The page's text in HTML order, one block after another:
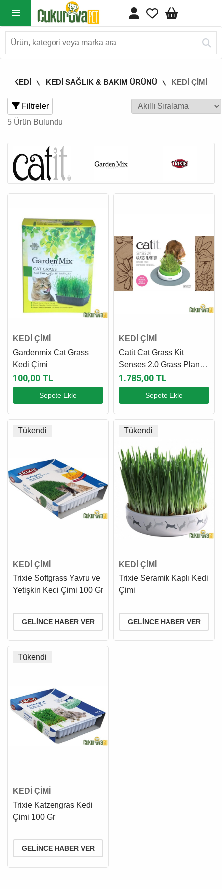
KEDİ KEDİ SAĞLIK & BAKIM ÜRÜNÜ KEDİ ÇİMİ
Filtreler
5 Ürün Bulundu
KEDİ ÇİMİ
Gardenmix Cat Grass
Kedi Çimi
100,00 TL
Sepete Ekle
KEDİ ÇİMİ
Catit Cat Grass Kit
Senses 2.0 Grass Planter
Kedi Çim Seti
1.785,00 TL
Sepete Ekle
Tükendi
KEDİ ÇİMİ
Trixie Softgrass Yavru ve
Yetişkin Kedi Çimi 100 Gr
GELINCE HABER VER
Tükendi
KEDİ ÇİMİ
Trixie Seramik Kaplı Kedi
Çimi
GELINCE HABER VER
Tükendi
KEDİ ÇİMİ
Trixie Katzengras Kedi
Çimi 100 Gr
GELINCE HABER VER